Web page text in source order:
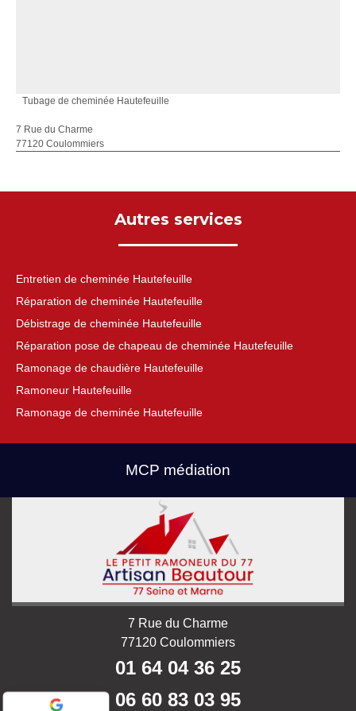
Tubage de cheminée Hautefeuille
7 Rue du Charme
77120 Coulommiers
Autres services
Entretien de cheminée Hautefeuille
Réparation de cheminée Hautefeuille
Débistrage de cheminée Hautefeuille
Réparation pose de chapeau de cheminée Hautefeuille
Ramonage de chaudière Hautefeuille
Ramoneur Hautefeuille
Ramonage de cheminée Hautefeuille
MCP médiation
7 Rue du Charme
77120 Coulommiers
01 64 04 36 25
06 60 83 03 95